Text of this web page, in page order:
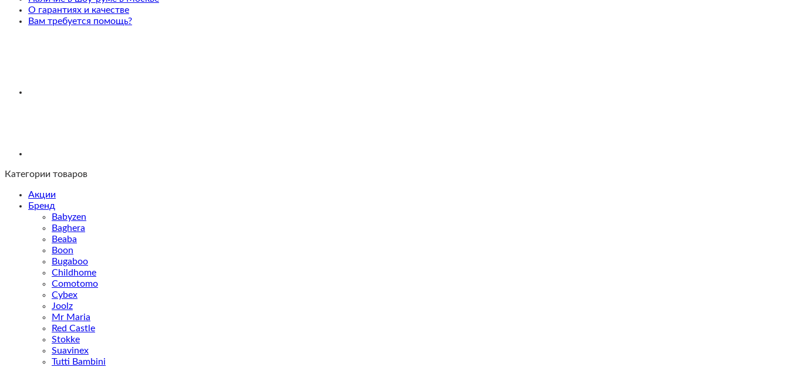
для
коляски
О гарантиях и качестве
Вам требуется помощь?
Категории товаров
Акции
Бренд
Babyzen
Baghera
Beaba
Boon
Bugaboo
Childhome
Comotomo
Cybex
Joolz
Mr Maria
Red Castle
Stokke
Suavinex
Tutti Bambini